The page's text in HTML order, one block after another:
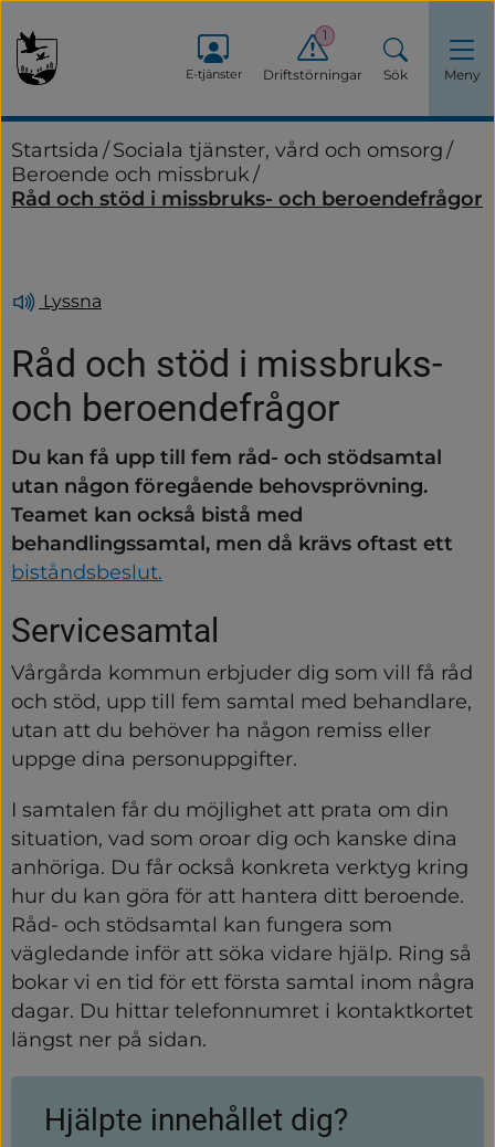
E-tjänster Driftstörningar
1
Sök Meny
Startsida /Sociala tjänster, vård och omsorg/
Beroende och missbruk/
Råd och stöd i missbruks- och beroendefrågor
Lyssna
Råd och stöd i missbruks-
och beroendefrågor
Du kan få upp till fem råd- och stödsamtal
utan någon föregående behovsprövning.
Teamet kan också bistå med
biståndsbeslut.
Servicesamtal
Vårgårda kommun erbjuder dig som vill få råd
och stöd, upp till fem samtal med behandlare,
utan att du behöver ha någon remiss eller
uppge dina personuppgifter.
I samtalen får du möjlighet att prata om din
situation, vad som oroar dig och kanske dina
anhöriga. Du får också konkreta verktyg kring
hur du kan göra för att hantera ditt beroende.
Råd- och stödsamtal kan fungera som
vägledande inför att söka vidare hjälp. Ring så
bokar vi en tid för ett första samtal inom några
dagar. Du hittar telefonnumret i kontaktkortet
längst ner på sidan.
Hjälpte innehållet dig?